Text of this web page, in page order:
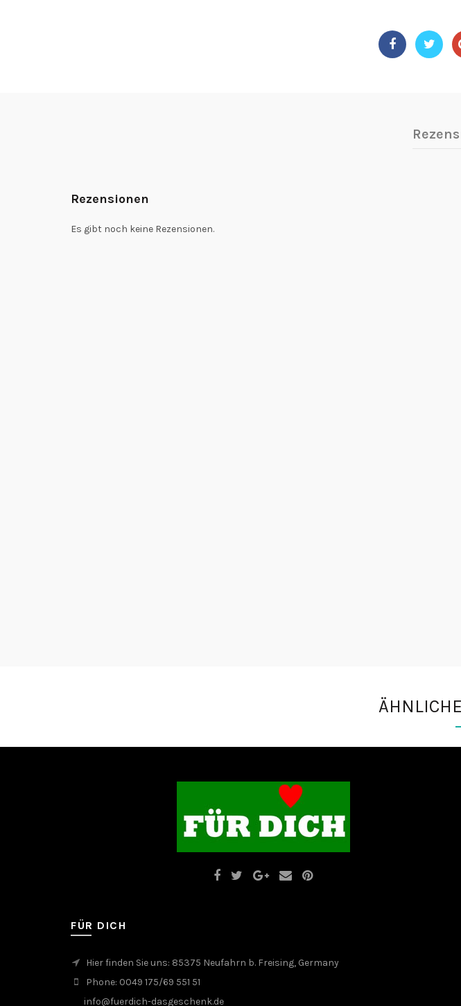
Rezensionen
Es gibt noch keine Rezensionen.
FÜR DICH
Hier finden Sie uns: 85375 Neufahrn b. Freising, Germany
Phone: 0049 175/69 551 51
info@fuerdich-dasgeschenk.de